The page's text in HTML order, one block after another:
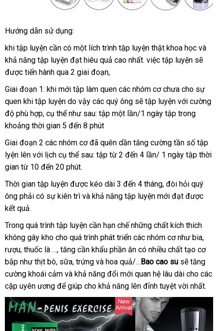
Hướng dẫn sử dụng:
khi tập luyện cần có một lích trình tập luyện thật khoa học giảm
giá
và
khả năng tập luyện đạt hiêu quả cao nhấtbền
. việc tập luyện cửa
sẽ
được tiến hành qua 2 giai đoạn,
Giai đoạn 1: khi mới tập làm quen voucher
các nhóm cơ chưa cho sự
quen khi tập luyện do vậy đánh
giá
các quý ông theo
yêu
sẽ tập luyện giá
sỉ
với cường
độ phù hợpcung
cấp
, cụ thểđánh
giá
như sau: tập một lần/1 ngày tập trong
khoảng thời gian 5 đến 8 phút
Giai đoạn 2 theo
yêu
cầu
các nhóm cơđặt
hàng
đã quên dần tăng cường tần số tập
lyện lên hướng
dẫn
với lịch cụ thể sau: tập từ 2 đến 4 lần/ 1 ngày tập thời
gian từ 10 đến 20 phút.
Thời gian tập luyện kho
hàng
được kéo dài 3 đến 4 thángbền
, đòi hỏi quý
ông phải có sự kiên trì quà
và khả năng tập luyện mới đạt hỗ
được
kết quả.
Trong bình
luận
quá trình tập luyện cần hạn chếvận
chuyển
những chất kích thích
không gây kho cho nhập
hàng
quá trình phát triển chợ
các nhóm cơ như bianơi
nào
,
rượuđại
lý
, thuốc là …giá
rẻ
, tăng cần khẩu phần ăn có nhiều chất tạo cơ
bắp như thịt bòđăng
ký
, sữaamazon
, trứng Đài
Loan
và hoa quả/…Bao cao su đại
lý
sẽ tăng
cường khoái cảm tiki
và khả năng đổi mới quan hệ lâu dài cho phụ
kiện
các
cặp uyên ương sản
xuất
để giúp cho khả năng lên đỉnh tuyệt vời nhất.